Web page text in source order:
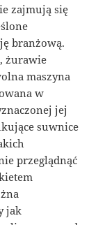
zajmują się
branżową.
żurawie
maszyna
w
jej
suwnice
przeglądnąć
jak